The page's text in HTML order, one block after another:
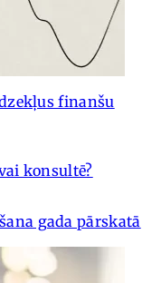
finanšu
konsultē?
gada pārskatā